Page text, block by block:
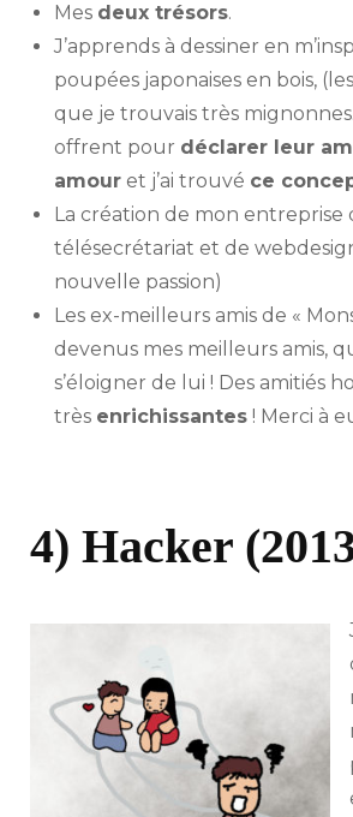
Mes deux trésors.
J’apprends à dessiner en
poupées japonaises en bois, (les
que je trouvais très
offrent pour déclarer leur
amour et j’ai trouvé ce
La création de mon entreprise
télésecrétariat et de
nouvelle passion)
Les ex-meilleurs amis de «
devenus mes meilleurs amis,
s’éloigner de lui ! Des amitiés
très enrichissantes ! Merci à
4) Hacker